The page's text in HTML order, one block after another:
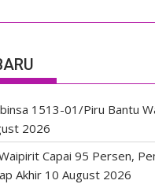
1513-01/Piru Bantu
2026
Capai 95 Persen,
Akhir 10 August 2026